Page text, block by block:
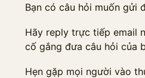
Bạn có câu hỏi muốn gửi
Hãy reply trực tiếp email
cố gắng đưa câu hỏi của
Hẹn gặp mọi người vào